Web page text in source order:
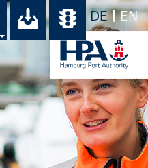
DE EN
Ihr Download-